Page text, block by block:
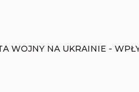
WOJNY NA UKRAINIE -